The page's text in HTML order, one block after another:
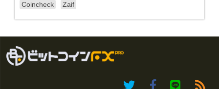
Coincheck Zaif